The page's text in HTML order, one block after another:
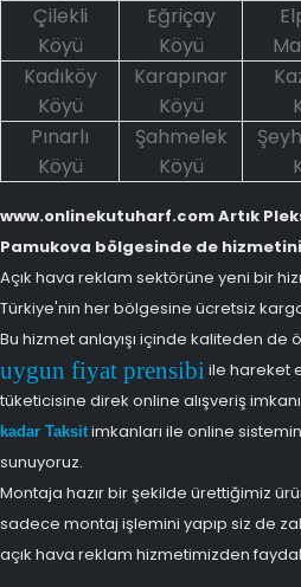
Çilekli
Köyü
Eğriçay
Köyü
Kadıköy
Köyü
Karapınar
Köyü
Pınarlı
Köyü
Şahmelek
Köyü
www.onlinekutuharf.com Artık
Pamukova bölgesinde de
Açık hava reklam sektörüne yeni bir
Türkiye'nin her bölgesine ücretsiz
Bu hizmet anlayışı içinde kaliteden
uygun fiyat prensibi ile hareket
tüketicisine direk online alışveriş
kadar Taksitimkanları ile online
sunuyoruz.
Montaja hazır bir şekilde ürettiğimiz
sadece montaj işlemini yapıp siz de
açık hava reklam hizmetimizden